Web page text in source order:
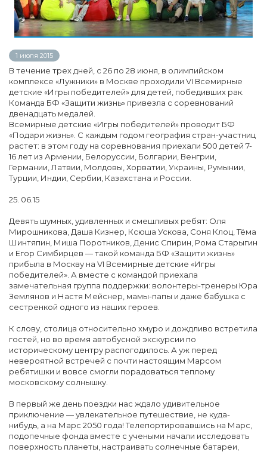
1 июля 2015
В течение трех дней, с 26 по 28 июня, в олимпийском
комплексе «Лужники» в Москве проходили VI Всемирные
детские «Игры победителей» для детей, победивших рак.
Команда БФ «Защити жизнь» привезла с соревнований
двенадцать медалей.
Всемирные детские «Игры победителей» проводит БФ
«Подари жизнь». С каждым годом география стран-участниц
растет: в этом году на соревнования приехали 500 детей 7-
16 лет из Армении, Белоруссии, Болгарии, Венгрии,
Германии, Латвии, Молдовы, Хорватии, Украины, Румынии,
Турции, Индии, Сербии, Казахстана и России.
25. 06.15
Девять шумных, удивленных и смешливых ребят: Оля
Мирошникова, Даша Кизнер, Ксюша Ускова, Соня Клоц, Тёма
Шинтяпин, Миша Поротников, Денис Спирин, Рома Старыгин
и Егор Симбирцев — такой команда БФ «Защити жизнь»
прибыла в Москву на VI Всемирные детские «Игры
победителей». А вместе с командой приехала
замечательная группа поддержки: волонтеры-тренеры Юра
Землянов и Настя Мейснер, мамы-папы и даже бабушка с
сестренкой одного из наших героев.
К слову, столица относительно хмуро и дождливо встретила
гостей, но во время автобусной экскурсии по
историческому центру распогодилось. А уж перед
невероятной встречей с почти настоящим Марсом
ребятишки и вовсе смогли порадоваться теплому
московскому солнышку.
В первый же день поездки нас ждало удивительное
приключение — увлекательное путешествие, не куда-
нибудь, а на Марс 2050 года! Телепортировавшись на Марс,
подопечные фонда вместе с учеными начали исследовать
поверхность планеты, настраивать солнечные батареи,